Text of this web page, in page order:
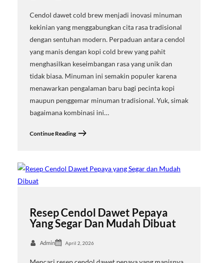
Cendol dawet cold brew menjadi inovasi minuman
kekinian yang menggabungkan cita rasa tradisional
dengan sentuhan modern. Perpaduan antara cendol
yang manis dengan kopi cold brew yang pahit
menghasilkan keseimbangan rasa yang unik dan
tidak biasa. Minuman ini semakin populer karena
menawarkan pengalaman baru bagi pecinta kopi
maupun penggemar minuman tradisional. Yuk, simak
bagaimana kombinasi ini…
Continue Reading
Resep Cendol Dawet Pepaya
Yang Segar Dan Mudah Dibuat
Admin April 2, 2026